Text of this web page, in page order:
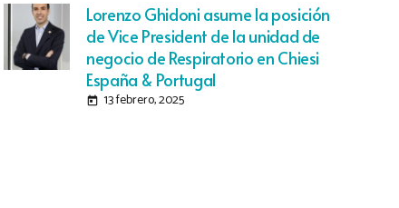
Lorenzo Ghidoni asume la posición
de Vice President de la unidad de
negocio de Respiratorio en Chiesi
España & Portugal
today 13 febrero, 2025